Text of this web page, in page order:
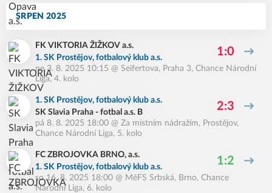
SRPEN 2025
FK VIKTORIA ŽIŽKOV a.s.
1. SK Prostějov, fotbalový klub a.s.
1:0
ne 3. 8. 2025 10:15 @ Seifertova, Praha 3, Chance Národní
Liga, 4. kolo
1. SK Prostějov, fotbalový klub a.s.
SK Slavia Praha - fotbal a.s. B
2:3
pá 8. 8. 2025 18:00 @ Za místním nádražím, Prostějov,
Chance Národní Liga, 5. kolo
FC ZBROJOVKA BRNO, a.s.
1. SK Prostějov, fotbalový klub a.s.
1:2
so 16. 8. 2025 18:00 @ MěFS Srbská, Brno, Chance
Národní Liga, 6. kolo